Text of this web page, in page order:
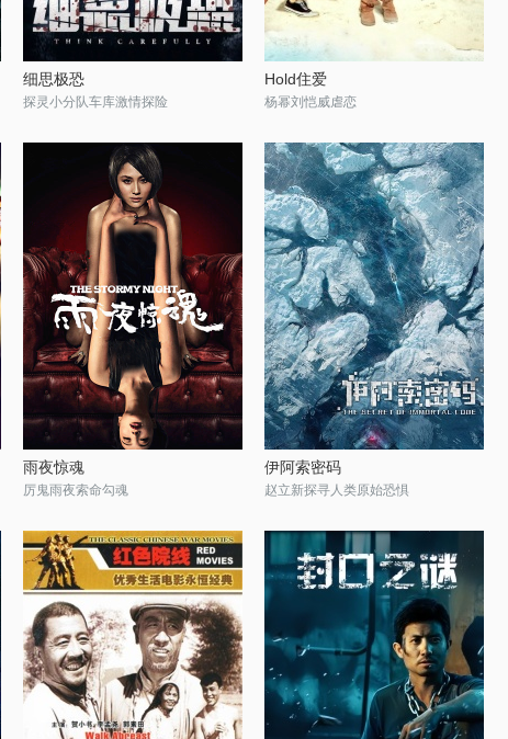
细思极恐
探灵小分队车库激情探险
Hold住爱
杨幂刘恺威虐恋
雨夜惊魂
厉鬼雨夜索命勾魂
伊阿索密码
赵立新探寻人类原始恐惧